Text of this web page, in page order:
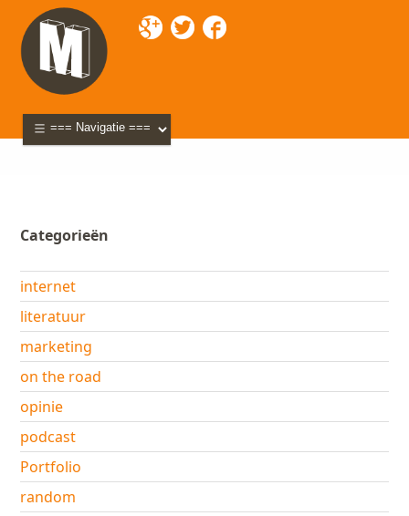
Categorieën
internet
literatuur
marketing
on the road
opinie
podcast
Portfolio
random